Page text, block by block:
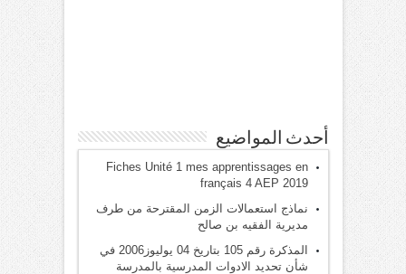
أحدث المواضيع
Fiches Unité 1 mes apprentissages en
français 4 AEP 2019
نماذج استعمالات الزمن المقترحة من طرف
مديرية الفقيه بن صالح
المذكرة رقم 105 بتاريخ 04 يوليوز2006 في
شأن تحديد الادوات المدرسية بالمدرسة